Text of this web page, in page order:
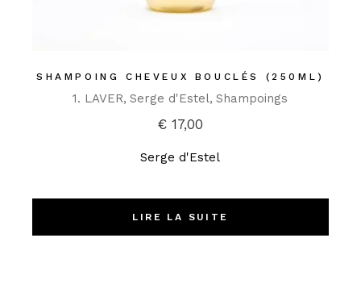
SHAMPOING CHEVEUX BOUCLÉS (250ML)
1. LAVER Serge d'Estel Shampoings
€ 17,00
Serge d'Estel
LIRE LA SUITE